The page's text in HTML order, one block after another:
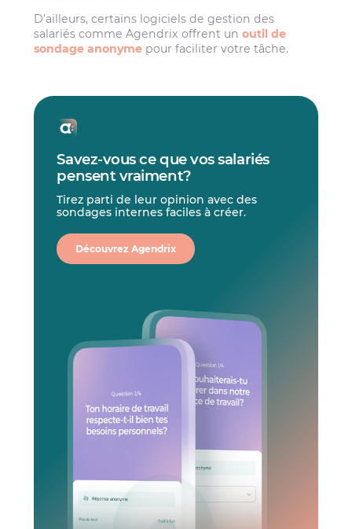
D’ailleurs, certains logiciels de gestion des
salariés comme Agendrix offrent unoutil de
sondage anonyme pour faciliter votre tâche.
Savez-vous ce que vos salariés
pensent vraiment?
Tirez parti de leur opinion avec des
sondages internes faciles à créer.
Découvrez Agendrix